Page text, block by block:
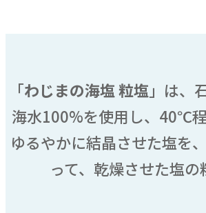
「わじまの海塩 粒塩 」は、
海水100%を使用し、40℃程
ゆるやかに結晶させた塩を
って、乾燥させた塩の